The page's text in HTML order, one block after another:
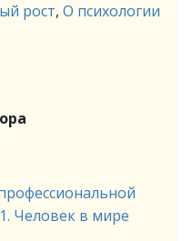
рост, О психологии
Человек в мире